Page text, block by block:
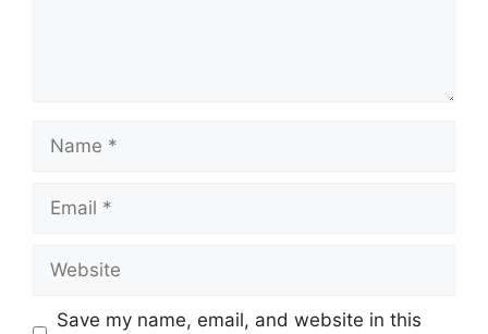
Save my name, email, and website in this